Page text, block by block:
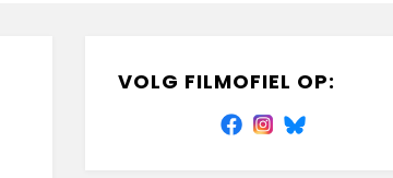
VOLG FILMOFIEL OP: